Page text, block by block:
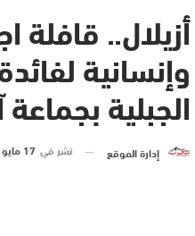
أزيلال.. قافلة
وإنسانية
الجبلية
إدارة الموقع نشر في 17 مايو 2026 الساعة 19 و 46 دقيقة